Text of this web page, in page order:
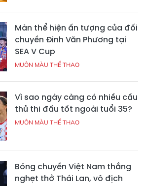
Màn thể hiện ấn tượng của đối
chuyền Đinh Văn Phương tại
SEA V Cup
MUÔN MÀU THỂ THAO
Vì sao ngày càng có nhiều cầu
thủ thi đấu tốt ngoài tuổi 35?
MUÔN MÀU THỂ THAO
Bóng chuyền Việt Nam thắng
nghẹt thở Thái Lan, vô địch